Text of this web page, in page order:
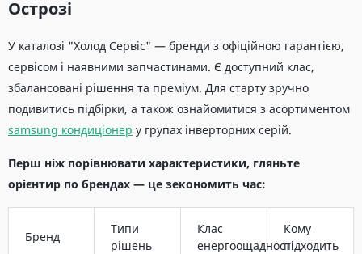
Острозі
У каталозі "Холод Сервіс" — бренди з офіційною гарантією,
сервісом і наявними запчастинами. Є доступний клас,
збалансовані рішення та преміум. Для старту зручно
подивитись підбірки, а також ознайомитися з асортиментом
samsung кондиціонер у групах інверторних серій.
Перш ніж порівнювати характеристики, гляньте
орієнтир по брендах — це зекономить час:
Бренд
Типи
рішень
Клас
енергоощадності
Кому
підходить